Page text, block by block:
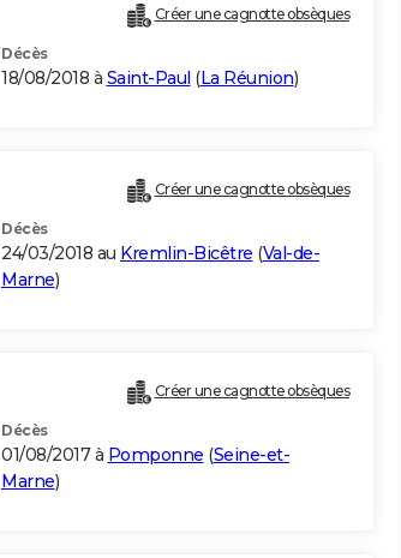
Créer une cagnotte obsèques
Décès
18/08/2018 à Saint-Paul (La Réunion)
Créer une cagnotte obsèques
Décès
24/03/2018 au Kremlin-Bicêtre (Val-de-
Marne)
Créer une cagnotte obsèques
Décès
01/08/2017 à Pomponne (Seine-et-
Marne)